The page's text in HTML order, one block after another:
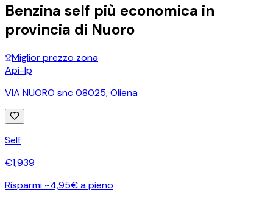
Benzina self più economica in
provincia di Nuoro
Miglior prezzo zona
Api-Ip
VIA NUORO snc 08025,Oliena
Self
€1,939
Risparmi ~4,95€ a pieno